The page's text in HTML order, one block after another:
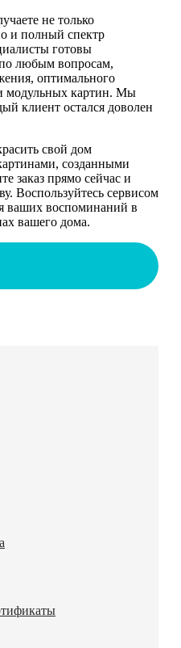
не только
и полный спектр
готовы
по любым вопросам,
оптимального
модульных картин. Мы
клиент остался доволен
свой дом
созданными
заказ прямо сейчас и
Воспользуйтесь сервисом
ваших воспоминаний в
вашего дома.